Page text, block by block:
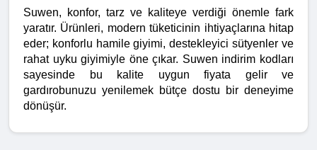
Suwen, konfor, tarz ve kaliteye verdiği önemle fark
yaratır. Ürünleri, modern tüketicinin ihtiyaçlarına hitap
eder; konforlu hamile giyimi, destekleyici sütyenler ve
rahat uyku giyimiyle öne çıkar. Suwen indirim kodları
sayesinde bu kalite uygun fiyata gelir ve
gardırobunuzu yenilemek bütçe dostu bir deneyime
dönüşür.